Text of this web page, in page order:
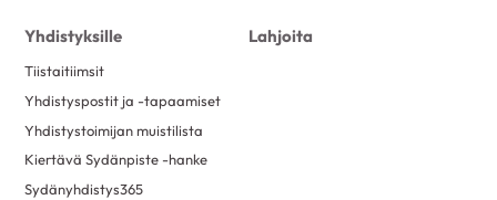
Yhdistyksille
Tiistaitiimsit
Yhdistyspostit ja -tapaamiset
Yhdistystoimijan muistilista
Kiertävä Sydänpiste -hanke
Sydänyhdistys365
Lahjoita